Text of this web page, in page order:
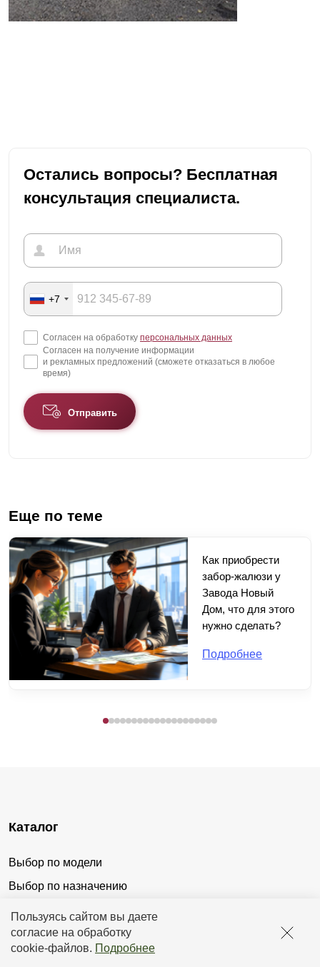
Пользуясь сайтом вы даете
согласие на обработку
cookie-файлов. Подробнее
Остались вопросы? Бесплатная
консультация специалиста.
+7
Согласен на обработку персональных данных
Согласен на получение информации
и рекламных предложений (сможете отказаться в любое
время)
Отправить
Еще по теме
Как приобрести
забор-жалюзи у
Завода Новый
Дом, что для этого
нужно сделать?
Подробнее
Каталог
Выбор по модели
Выбор по назначению
Выбор по материалу
Выбор по характеристикам
Выбор по способу монтажа